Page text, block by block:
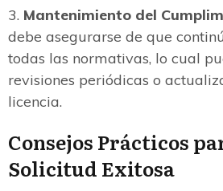
3. Mantenimiento del
debe asegurarse de que
todas las normativas, lo cual
revisiones periódicas o
licencia.
Consejos Prácticos
Solicitud Exitosa